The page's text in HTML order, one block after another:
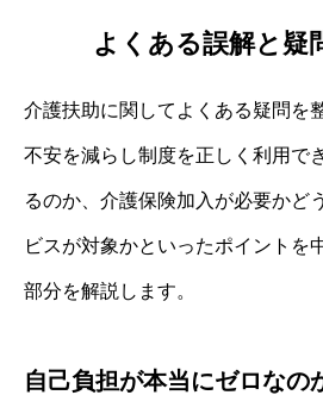
よくある誤解と疑
介護扶助に関してよくある疑問を
不安を減らし制度を正しく利用で
るのか、介護保険加入が必要かど
ビスが対象かといったポイントを
部分を解説します。
自己負担が本当にゼロなの